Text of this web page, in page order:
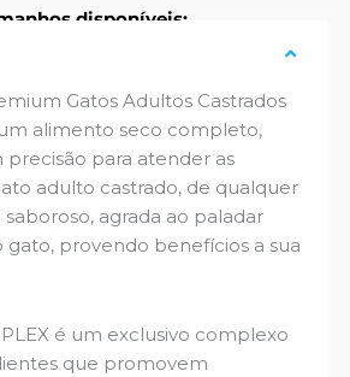
disponíveis:
Gatos Adultos Castrados
alimento seco completo,
para atender as
adulto castrado, de qualquer
saboroso, agrada ao paladar
gato, provendo benefícios a sua
é um exclusivo complexo
que promovem